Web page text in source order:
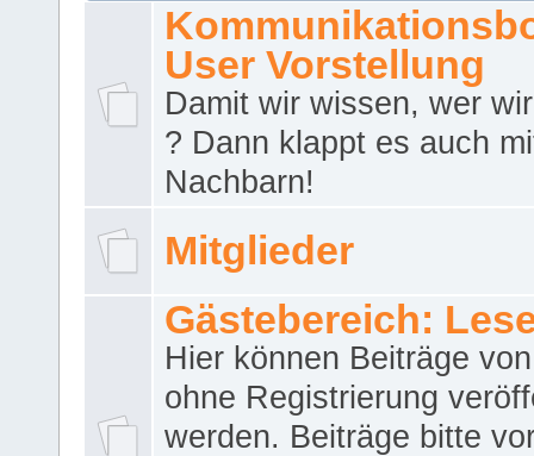
User Vorstellung
Damit wir wissen, wer
? Dann klappt es auch
Nachbarn!
Mitglieder
Gästebereich:
Hier können Beiträge
ohne Registrierung
werden. Beiträge bitte